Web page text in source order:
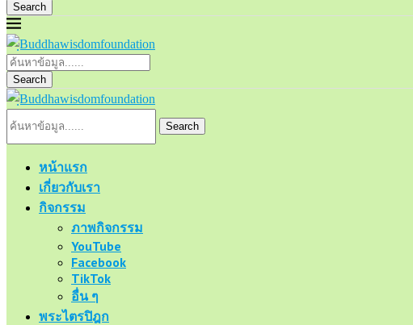
Search
Search
Search
หน้าแรก
เกี่ยวกับเรา
กิจกรรม
ภาพกิจกรรม
YouTube
Facebook
TikTok
อื่น ๆ
พระไตรปิฎก